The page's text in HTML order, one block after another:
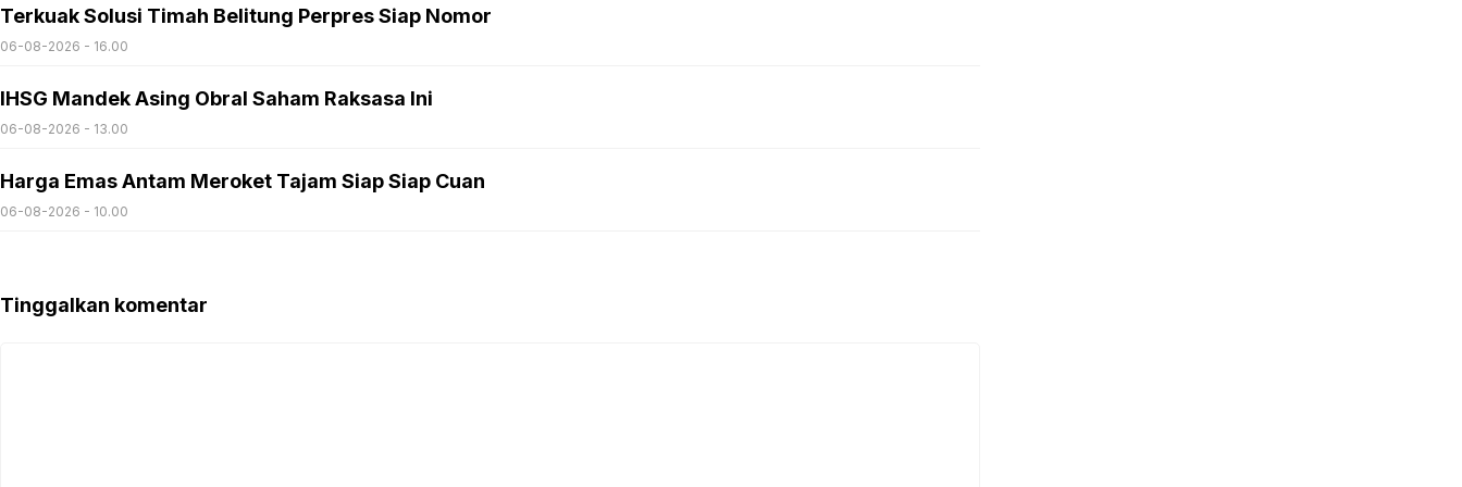
Terkuak Solusi Timah Belitung Perpres Siap Nomor
06-08-2026 - 16.00
IHSG Mandek Asing Obral Saham Raksasa Ini
06-08-2026 - 13.00
Harga Emas Antam Meroket Tajam Siap Siap Cuan
06-08-2026 - 10.00
Tinggalkan komentar